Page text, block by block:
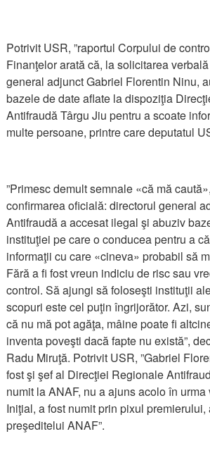
Potrivit USR, ”raportul Corpului de
Finanţelor arată că, la solicitarea
general adjunct Gabriel Florentin Ninu,
bazele de date aflate la dispoziţia
Antifraudă Târgu Jiu pentru a scoate
multe persoane, printre care deputatul
”Primesc demult semnale «că mă
confirmarea oficială: directorul general
Antifraudă a accesat ilegal şi abuziv
instituţiei pe care o conducea pentru a
informaţii cu care «cineva» probabil să
Fără a fi fost vreun indiciu de risc sau
control. Să ajungi să foloseşti instituţii
scopuri este cel puţin îngrijorător. Azi,
că nu mă pot agăţa, mâine poate fi
inventa poveşti dacă fapte nu există”,
Radu Miruţă. Potrivit USR, ”Gabriel
fost şi şef al Direcţiei Regionale
numit la ANAF, nu a ajuns acolo în
Iniţial, a fost numit prin pixul
preşeditelui ANAF”.